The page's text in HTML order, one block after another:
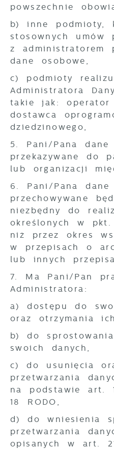
powszechnie
b) inne podmioty,
stosownych umów
z administratorem
dane osobowe,
c) podmioty
Administratora
takie jak: operator
dostawca
dziedzinowego,
5. Pani/Pana
przekazywane do
lub organizacji
6. Pani/Pana dane
przechowywane
niezbędny do
określonych w
niż przez okres
w przepisach o
lub innych
7. Ma Pani/Pan
Administratora:
a) dostępu do
oraz otrzymania
b) do
swoich danych,
c) do usunięcia
przetwarzania
na podstawie art.
18 RODO,
d) do wniesienia
przetwarzania
opisanych w art.